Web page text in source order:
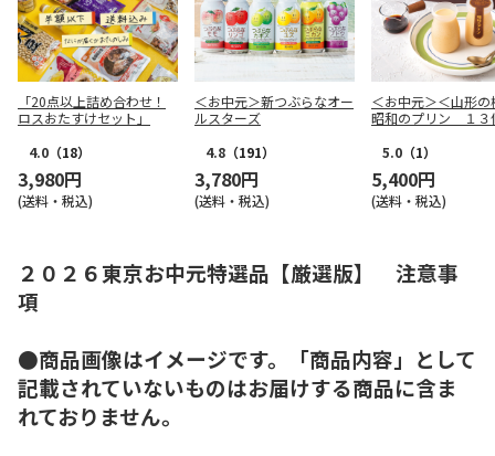
「20点以上詰め合わせ！
ロスおたすけセット」
4.0 （18）
3,980円
(送料・税込)
＜お中元＞新つぶらなオー
ルスターズ
4.8 （191）
3,780円
(送料・税込)
＜お中元＞＜山形の
昭和のプリン １３
5.0 （1）
5,400円
(送料・税込)
２０２６東京お中元特選品【厳選版】 注意事
項
●商品画像はイメージです。「商品内容」として
記載されていないものはお届けする商品に含ま
れておりません。